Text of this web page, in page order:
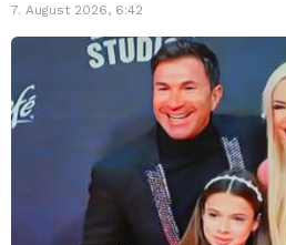
7. August 2026, 6:42